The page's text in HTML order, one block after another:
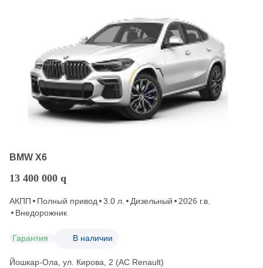
BMW X6
13 400 000 q
АКПП Полный привод 3.0 л. Дизельный
2026 г.в.
Внедорожник
Гарантия В наличии
Йошкар-Ола, ул. Кирова, 2 (АС Renault)